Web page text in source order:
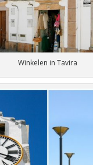
Winkelen in Tavira